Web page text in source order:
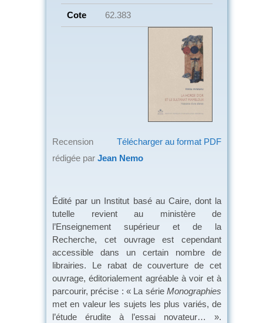
Cote 62.383
Télécharger au format PDF
Recension
rédigée par Jean Nemo
Édité par un Institut basé au Caire, dont la
tutelle revient au ministère de
l’Enseignement supérieur et de la
Recherche, cet ouvrage est cependant
accessible dans un certain nombre de
librairies. Le rabat de couverture de cet
ouvrage, éditorialement agréable à voir et à
parcourir, précise : « La série Monographies
met en valeur les sujets les plus variés, de
l’étude érudite à l’essai novateur… ».